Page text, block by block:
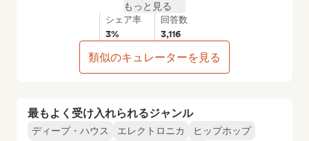
最もよく受け入れられるジャンル
ディープ・ハウス エレクトロニカ
ヒップホップ
もっと見る
シェア率
3%
回答数
3,116
類似のキュレーターを見る